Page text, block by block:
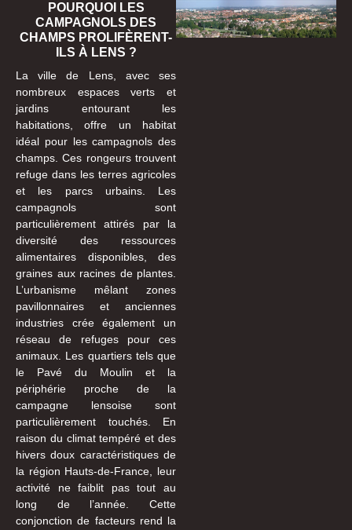
POURQUOI LES
CAMPAGNOLS DES
CHAMPS PROLIFÈRENT-
ILS À LENS ?
La ville de Lens, avec ses
nombreux espaces verts et
jardins entourant les
habitations, offre un habitat
idéal pour les campagnols des
champs. Ces rongeurs trouvent
refuge dans les terres agricoles
et les parcs urbains. Les
campagnols sont
particulièrement attirés par la
diversité des ressources
alimentaires disponibles, des
graines aux racines de plantes.
L’urbanisme mêlant zones
pavillonnaires et anciennes
industries crée également un
réseau de refuges pour ces
animaux. Les quartiers tels que
le Pavé du Moulin et la
périphérie proche de la
campagne lensoise sont
particulièrement touchés. En
raison du climat tempéré et des
hivers doux caractéristiques de
la région Hauts-de-France, leur
activité ne faiblit pas tout au
long de l’année. Cette
conjonction de facteurs rend la